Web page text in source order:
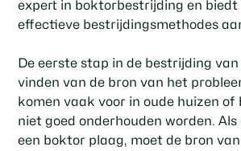
expert in boktorbestrijding en biedt
effectieve bestrijdingsmethodes
De eerste stap in de bestrijding
vinden van de bron van het
komen vaak voor in oude huizen of
niet goed onderhouden worden.
een boktor plaag, moet de bron